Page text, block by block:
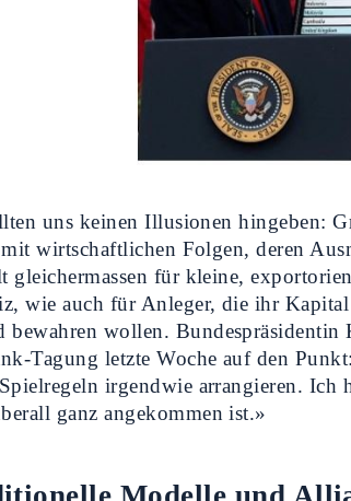
uns keinen Illusionen hingeben:
wirtschaftlichen Folgen, deren
gleichermassen für kleine,
wie auch für Anleger, die ihr
bewahren wollen. Bundespräsidentin
Tagung letzte Woche auf den
irgendwie arrangieren. Ich
ganz angekommen ist.»